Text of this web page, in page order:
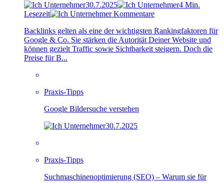
30.7.2025
4 Min.
Lesezeit
Kommentare
Backlinks gelten als eine der wichtigsten Rankingfaktoren für
Google & Co. Sie stärken die Autorität Deiner Website und
können gezielt Traffic sowie Sichtbarkeit steigern. Doch die
Preise für B...
Praxis-Tipps
Google Bildersuche verstehen
30.7.2025
Praxis-Tipps
Suchmaschinenoptimierung (SEO) – Warum sie für